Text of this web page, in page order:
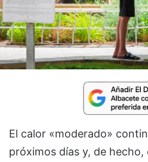
El calor «moderado»
próximos días y, de hecho,